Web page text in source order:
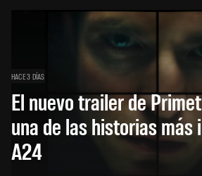
HACE 3 DÍAS
El nuevo trailer de
una de las historias más
A24